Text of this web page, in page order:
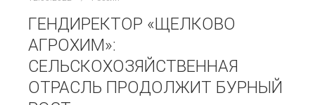
ГЕНДИРЕКТОР «ЩЕЛКОВО
АГРОХИМ»:
СЕЛЬСКОХОЗЯЙСТВЕННАЯ
ОТРАСЛЬ ПРОДОЛЖИТ БУРНЫЙ